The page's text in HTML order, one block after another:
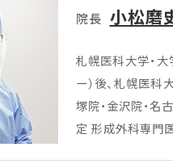
院長 小松磨
札幌医科大学・大
ー）後、札幌医科
塚院・金沢院・名
定 形成外科専門